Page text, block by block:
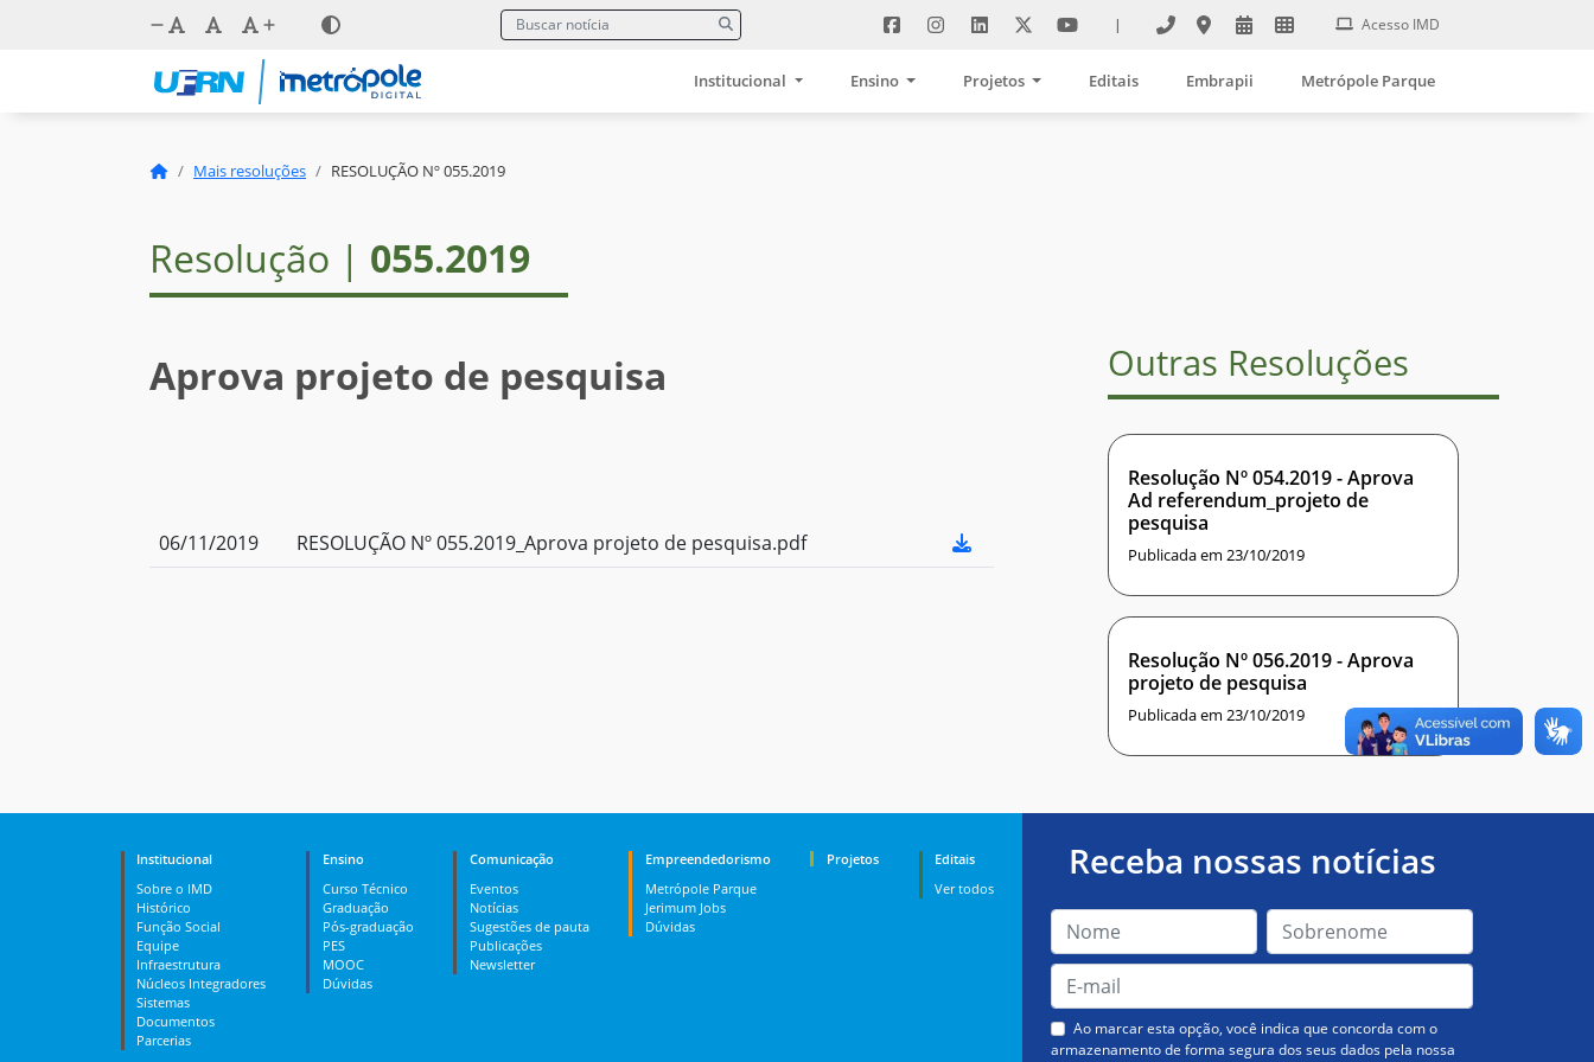
| Acesso IMD
Institucional Ensino Projetos Editais Embrapii Metrópole Parque
Mais resoluções RESOLUÇÃO Nº 055.2019
Resolução | 055.2019
Aprova projeto de pesquisa
06/11/2019 RESOLUÇÃO Nº 055.2019_Aprova projeto de pesquisa.pdf
Outras Resoluções
Resolução Nº 054.2019 - Aprova
Ad referendum_projeto de
pesquisa
Publicada em 23/10/2019
Resolução Nº 056.2019 - Aprova
projeto de pesquisa
Publicada em 23/10/2019
Institucional
Sobre o IMD
Histórico
Função Social
Equipe
Infraestrutura
Núcleos Integradores
Sistemas
Documentos
Parcerias
Ensino
Curso Técnico
Graduação
Pós-graduação
PES
MOOC
Dúvidas
Comunicação
Eventos
Notícias
Sugestões de pauta
Publicações
Newsletter
Empreendedorismo
Metrópole Parque
Jerimum Jobs
Dúvidas
Projetos
Editais
Ver todos
Receba nossas notícias
Ao marcar esta opção, você indica que concorda com o
armazenamento de forma segura dos seus dados pela nossa